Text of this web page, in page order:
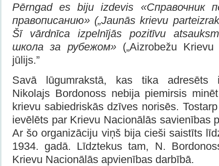
Pērngad es biju izdevis «Справочник
правописанию» („Jaunās krievu
Šī vārdnīca izpelnījās pozitīvu
школа за рубежом» („Aizrobežu
jūlijs.”
Savā lūgumrakstā, kas tika adresēts
Nikolajs Bordonoss nebija piemirsis
krievu sabiedriskās dzīves norisēs.
ievēlēts par Krievu Nacionālās savienības
Ar šo organizāciju viņš bija cieši saistīts
1934. gadā. Līdztekus tam, N.
Krievu Nacionālās apvienības darbībā.